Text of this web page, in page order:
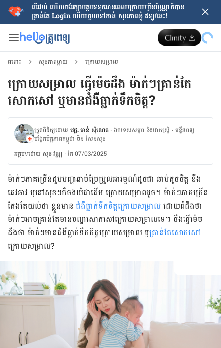
បើរវល់ ហើយចង់​រក្សាអត្ថបទទុកអានពេលក្រោយ​ច្រើនប៉ុណ្ណាក៏បាន
គ្រាន់តែ​ Login ហើយចូលទៅកាន់ សុខភាពខ្ញុំ ឥឡូវនេះ!
ពពោះ សុខភាពម្ដាយ ក្រោយសម្រាល
ក្រោយសម្រាល ធ្វើម៉េចដឹង ម៉ាក់ៗគ្រាន់តែ
សោកសៅ ឬមានជំងឺធ្លាក់​ទឹកចិត្ត​?
ត្រួតពិនិត្យដោយ វេជ្ជ. ចាន់ ស៊ីណេត ·ឯកទេសសម្ភព និងរោគស្ត្រី ·ម​ន្ទីរពេទ្យ
បង្អែកមិត្តភាពកម្ពុជា-ចិន សែនសុខ
អត្ថបទ​ដោយ សុខ វណ្ណ ·កែ 07/03/2025
ម៉ាក់ៗភាគច្រើនជួបបញ្ហាឆាប់ប្រែប្រួលអារម្មណ៍ដូចជា ឆាប់តូចចិត្ត ខឹង
ឆេវឆាវ ឬនៅសុខៗក៏ចង់យំជាដើម ក្រោយសម្រាលរួច។ ម៉ាក់ៗភាគច្រើន
តែងតែយល់ថា ខ្លួនមាន ជំងឺធ្លាក់ទឹកចិត្តក្រោយសម្រាលដោយពុំដឹងថា
ម៉ាក់ៗអាចគ្រាន់តែមានបញ្ហាសោកសៅក្រោយសម្រាលទេ។ ចឹងធ្វើម៉េច
ដឹងថា ម៉ាក់ៗមានជំងឺធ្លាក់ទឹកចិត្តក្រោយសម្រាល ឬគ្រាន់តែសោកសៅ
ក្រោយសម្រាល?